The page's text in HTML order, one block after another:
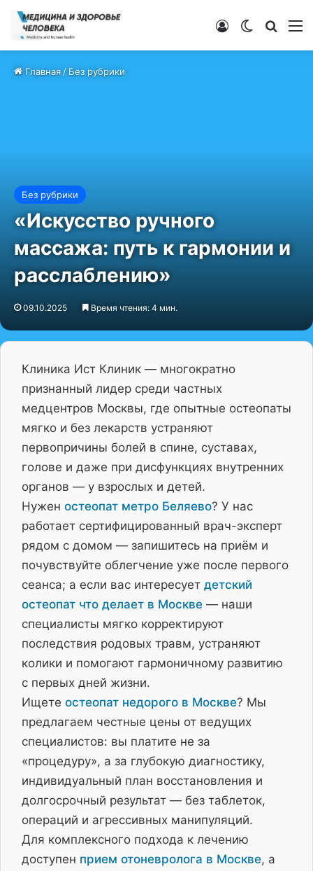
Switch skin
Войти
Главная/Без рубрики
Без рубрики
«Искусство ручного
массажа: путь к гармонии и
расслаблению»
09.10.2025 Время чтения: 4 мин.
Клиника Ист Клиник — многократно
признанный лидер среди частных
медцентров Москвы, где опытные остеопаты
мягко и без лекарств устраняют
первопричины болей в спине, суставах,
голове и даже при дисфункциях внутренних
органов — у взрослых и детей.
Нужен остеопат метро Беляево? У нас
работает сертифицированный врач-эксперт
рядом с домом — запишитесь на приём и
почувствуйте облегчение уже после первого
сеанса; а если вас интересует детский
остеопат что делает в Москве — наши
специалисты мягко корректируют
последствия родовых травм, устраняют
колики и помогают гармоничному развитию
с первых дней жизни.
Ищете остеопат недорого в Москве? Мы
предлагаем честные цены от ведущих
специалистов: вы платите не за
«процедуру», а за глубокую диагностику,
индивидуальный план восстановления и
долгосрочный результат — без таблеток,
операций и агрессивных манипуляций.
Для комплексного подхода к лечению
доступен прием отоневролога в Москве, а